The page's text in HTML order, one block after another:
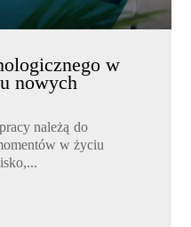
w
nowych
należą do
w życiu